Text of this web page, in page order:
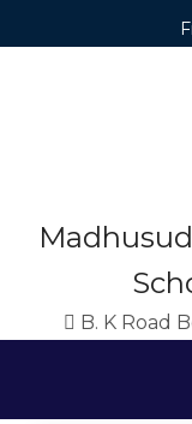
B. K Road